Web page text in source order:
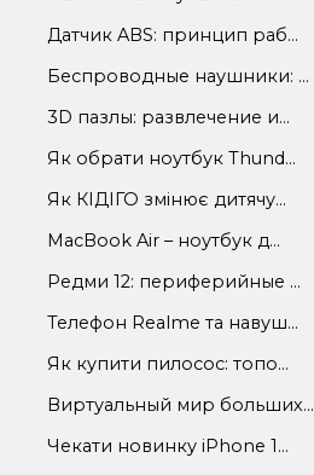
Датчик ABS: принцип раб...
Беспроводные наушники: ...
3D пазлы: развлечение и...
Як обрати ноутбук Thund...
Як КІДІГО змінює дитячу...
MacBook Air – ноутбук д...
Редми 12: периферийные ...
Телефон Realme та навуш...
Як купити пилосос: топо...
Виртуальный мир больших...
Чекати новинку iPhone 1...